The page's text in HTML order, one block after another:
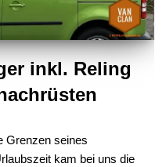
inkl. Reling
Grenzen seines
kam bei uns die